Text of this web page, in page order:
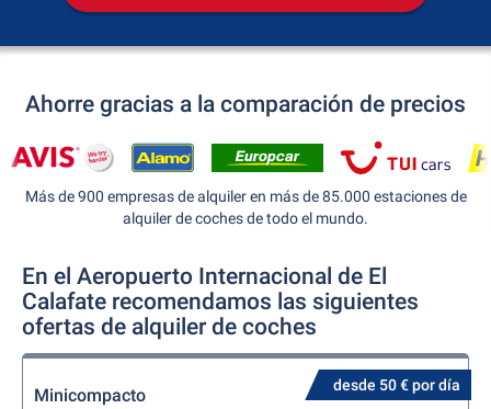
Ahorre gracias a la comparación de precios
Más de 900 empresas de alquiler en más de 85.000 estaciones de
alquiler de coches de todo el mundo.
En el Aeropuerto Internacional de El
Calafate recomendamos las siguientes
ofertas de alquiler de coches
desde 50 € por día
Minicompacto